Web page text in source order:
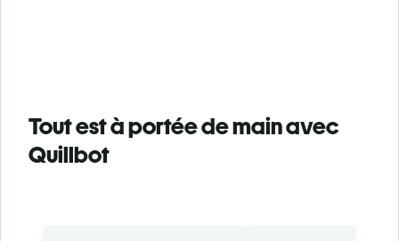
Tout est à portée de main avec
Quillbot